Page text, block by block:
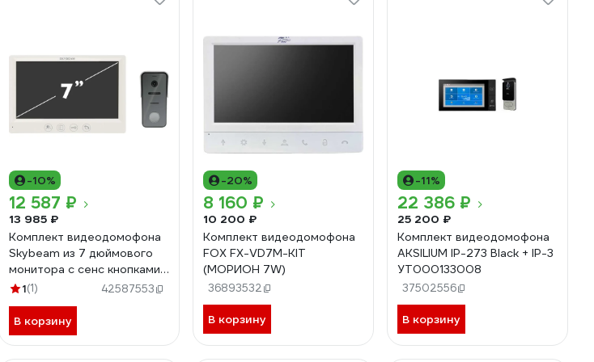
-10%
12 587 ₽
13 985 ₽
Комплект видеодомофона
Skybeam из 7 дюймового
монитора с сенс кнопками
и вызывной панели, белый
94712HA+94208-1080PWH
1(1) 42587553
В корзину
-20%
8 160 ₽
10 200 ₽
Комплект видеодомофона
FOX FX-VD7M-KIT
(МОРИОН 7W)
36893532
В корзину
-11%
22 386 ₽
25 200 ₽
Комплект видеодомофона
AKSILIUM IP-273 Black + IP-3
УТ000133008
37502556
В корзину